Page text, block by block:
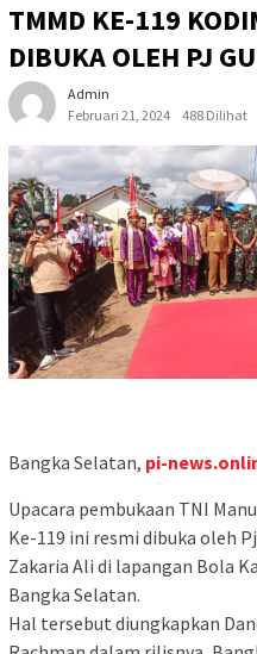
TMMD KE-119
DIBUKA OLEH PJ
Admin
Februari 21, 2024
488 Dilihat
Bangka Selatan, pi-
Upacara pembukaan TNI
Ke-119 ini resmi dibuka oleh
Zakaria Ali di lapangan Bola
Bangka Selatan.
Hal tersebut diungkapkan